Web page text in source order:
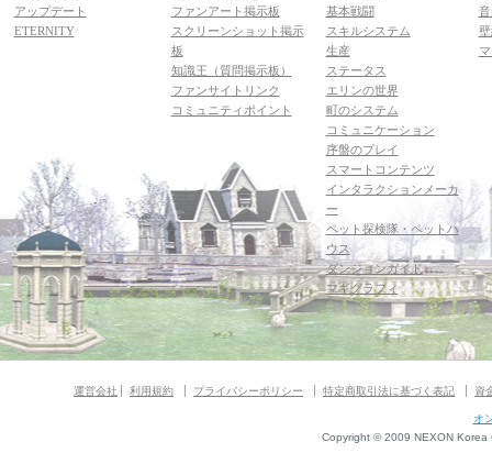
アップデート
ETERNITY
ファンアート掲示板
スクリーンショット掲示
板
知識王（質問掲示板）
ファンサイトリンク
コミュニティポイント
基本戦闘
スキルシステム
生産
ステータス
エリンの世界
町のシステム
コミュニケーション
序盤のプレイ
スマートコンテンツ
インタラクションメーカ
ー
ペット探検隊・ペットハ
ウス
ダンジョンガイド
マギグラフィ
運営会社 利用規約 プライバシーポリシー 特定商取引法に基づく表記 資
オ
Copyright © 2009 NEXON Korea